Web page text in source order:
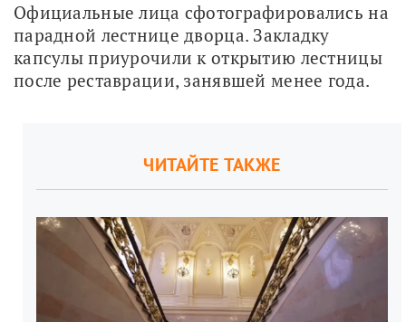
Официальные лица сфотографировались на
парадной лестнице дворца. Закладку
капсулы приурочили к открытию лестницы
после реставрации, занявшей менее года.
ЧИТАЙТЕ ТАКЖЕ